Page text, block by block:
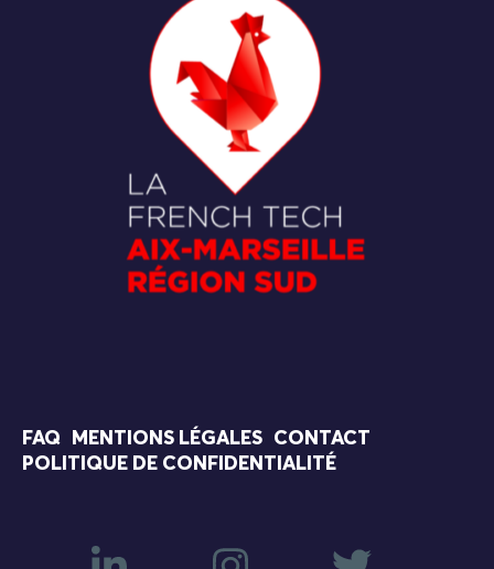
FAQ MENTIONS LÉGALES
CONTACT
POLITIQUE DE CONFIDENTIALITÉ